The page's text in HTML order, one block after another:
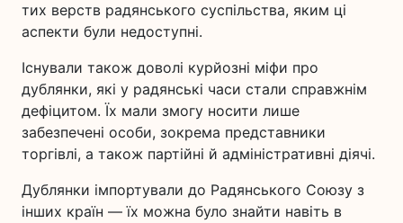
тих верств радянського суспільства, яким ці
аспекти були недоступні.
Існували також доволі курйозні міфи про
дублянки, які у радянські часи стали справжнім
дефіцитом. Їх мали змогу носити лише
забезпечені особи, зокрема представники
торгівлі, а також партійні й адміністративні діячі.
Дублянки імпортували до Радянського Союзу з
інших країн — їх можна було знайти навіть в